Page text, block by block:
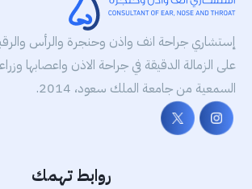
إستشاري جراحة انف واذن وحنجرة والرأس
على الزمالة الدقيقة في جراحة الاذن واعصابها
السمعية من جامعة الملك سعود، 2014.
روابط تهمك